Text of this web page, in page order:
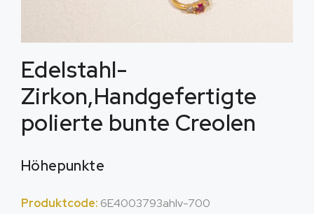
Edelstahl-
Zirkon,Handgefertigte
polierte bunte Creolen
Höhepunkte
Produktcode: 6E4003793ahlv-700